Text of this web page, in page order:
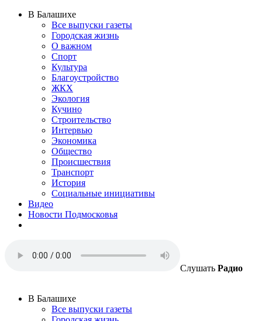
В Балашихе
Все выпуски газеты
Городская жизнь
О важном
Спорт
Культура
Благоустройство
ЖКХ
Экология
Кучино
Строительство
Интервью
Экономика
Общество
Происшествия
Транспорт
История
Социальные инициативы
Видео
Новости Подмосковья
Слушать Радио
В Балашихе
Все выпуски газеты